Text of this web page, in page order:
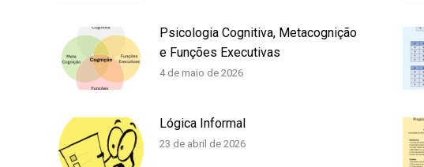
Psicologia Cognitiva, Metacognição
e Funções Executivas
4 de maio de 2026
Lógica Informal
23 de abril de 2026